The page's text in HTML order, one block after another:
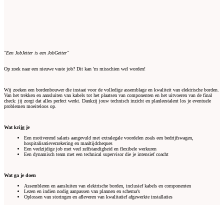
"Een JobJetter is een JobGetter"
Op zoek naar een nieuwe vaste job? Dit kan 'm misschien wel worden!
Wij zoeken een bordenbouwer die instaat voor de volledige assemblage en kwaliteit van elektrische borden.
Van het trekken en aansluiten van kabels tot het plaatsen van componenten en het uitvoeren van de final
check: jij zorgt dat alles perfect werkt. Dankzij jouw technisch inzicht en planleestalent los je eventuele
problemen moeiteloos op.
Wat krijg je
Een motiverend salaris aangevuld met extralegale voordelen zoals een bedrijfswagen,
hospitalisatieverzekering en maaltijdcheques
Een veelzijdige job met veel zelfstandigheid en flexibele werkuren
Een dynamisch team met een technical supervisor die je intensief coacht
Wat ga je doen
Assembleren en aansluiten van elektrische borden, inclusief kabels en componenten
Lezen en indien nodig aanpassen van plannen en schema’s
Oplossen van storingen en afleveren van kwalitatief afgewerkte installaties